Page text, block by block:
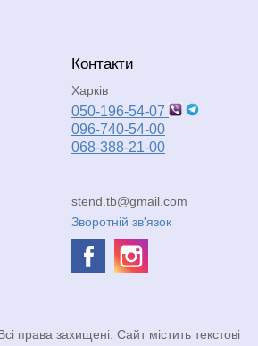
Контакти
Харків
050-196-54-07
096-740-54-00
068-388-21-00
stend.tb@gmail.com
Зворотній зв'язок
права захищені. Сайт містить текстові